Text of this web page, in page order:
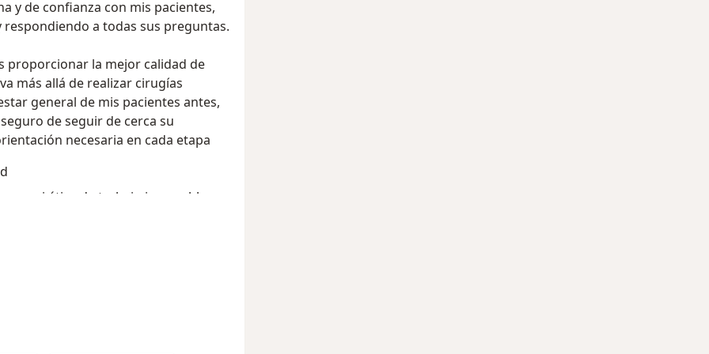
y de confianza con mis pacientes,
a todas sus preguntas.
proporcionar la mejor calidad de
más allá de realizar cirugías
general de mis pacientes antes,
de seguir de cerca su
necesaria en cada etapa
mi ética de trabajo impecable y
me han recomendado a sus
en la ciudad de Barranquilla, mi
el paciente me convierten en la
Si eliges confiar en mí, te